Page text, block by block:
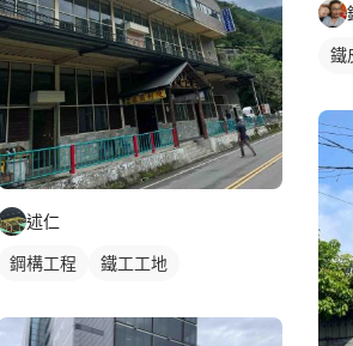
述仁
鋼構工程 鐵工工地
鐵